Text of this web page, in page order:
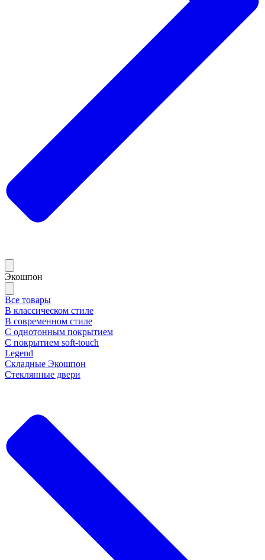
Экошпон
Все товары
В классическом стиле
В современном стиле
С однотонным покрытием
С покрытием soft-touch
Legend
Складные Экошпон
Стеклянные двери